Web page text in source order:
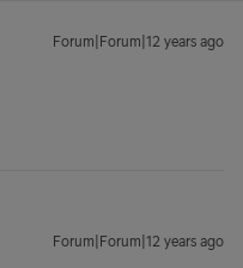
Forum|Forum|12 years ago
Forum|Forum|12 years ago